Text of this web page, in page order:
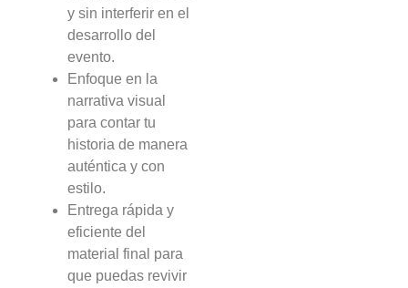
y sin interferir en el
desarrollo del
evento.
Enfoque en la
narrativa visual
para contar tu
historia de manera
auténtica y con
estilo.
Entrega rápida y
eficiente del
material final para
que puedas revivir